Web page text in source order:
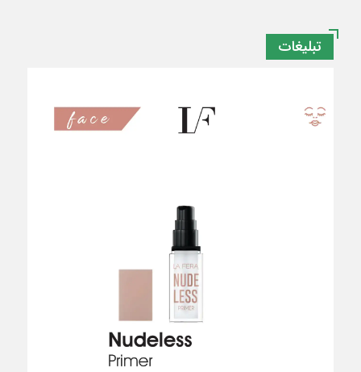
تبلیغات